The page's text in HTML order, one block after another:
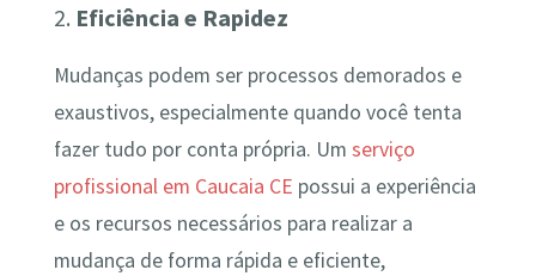
2. Eficiência e Rapidez
Mudanças podem ser processos demorados e
exaustivos, especialmente quando você tenta
fazer tudo por conta própria. Um serviço
profissional em Caucaia CE possui a experiência
e os recursos necessários para realizar a
mudança de forma rápida e eficiente,